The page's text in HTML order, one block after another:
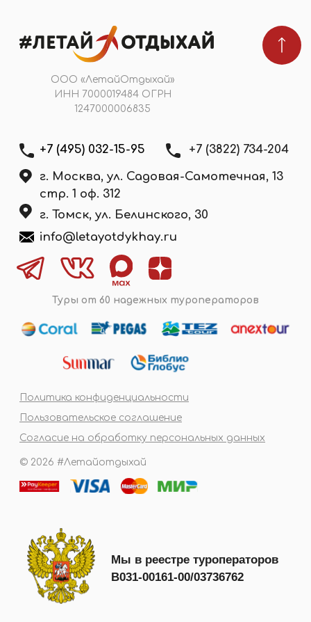
данныхв соответствии сполитикой
конфиденциальности
Подобрать тур
ПОДПИШИТЕСЬ НА НОВОСТИ
Мы в реестре туроператоров
В031-00161-00/03736762